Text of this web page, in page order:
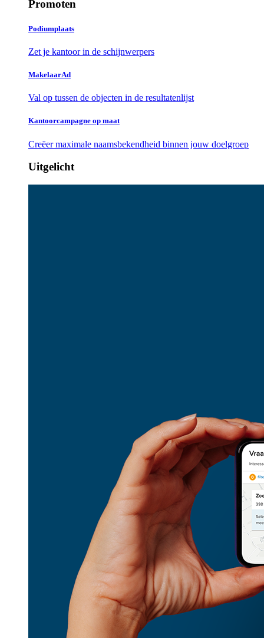
Promoten
Podiumplaats
Zet je kantoor in de schijnwerpers
MakelaarAd
Val op tussen de objecten in de resultatenlijst
Kantoorcampagne op maat
Creëer maximale naamsbekendheid binnen jouw doelgroep
Uitgelicht